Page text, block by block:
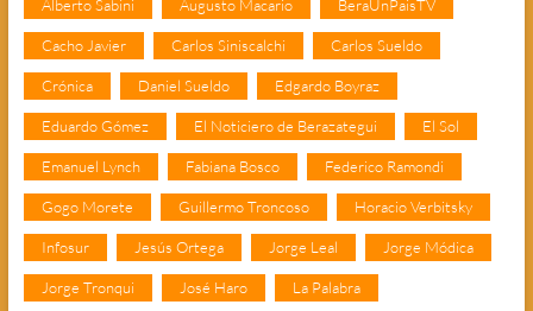
Alberto Sabini Augusto Macario BeraUnPaisTV
Cacho Javier Carlos Siniscalchi Carlos Sueldo
Crónica Daniel Sueldo Edgardo Boyraz
Eduardo Gómez El Noticiero de Berazategui El Sol
Emanuel Lynch Fabiana Bosco Federico Ramondi
Gogo Morete Guillermo Troncoso Horacio Verbitsky
Infosur Jesús Ortega Jorge Leal Jorge Módica
Jorge Tronqui José Haro La Palabra